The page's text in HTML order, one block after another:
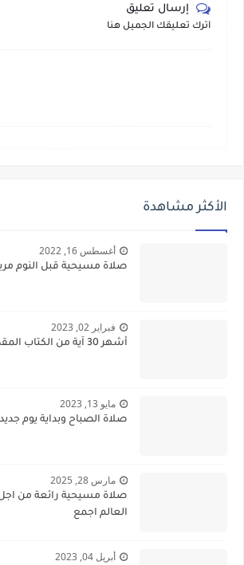
إرسال تعليق
أترك تعليقك الجميل هنا
الأكثر مشاهدة
أغسطس 16, 2022
صلاة مسيحية قبل النوم
فبراير 02, 2023
أشهر 30 آية من الكتاب المقدس التي تريح القلوب
مايو 13, 2023
صلاة الصباح وبداية يوم جديد
مارس 28, 2025
صلاة مسيحية رائعة من اجل
العالم اجمع
أبريل 04, 2023